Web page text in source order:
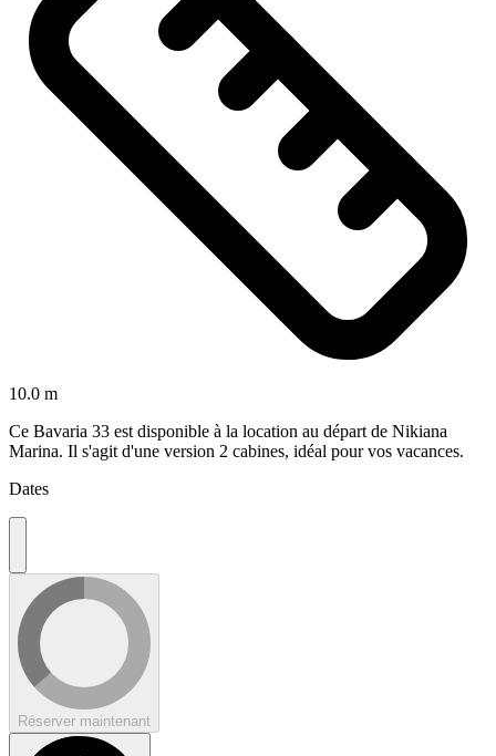
10.0 m
Ce Bavaria 33 est disponible à la location au départ de Nikiana
Marina. Il s'agit d'une version 2 cabines, idéal pour vos vacances.
Dates
Réserver maintenant